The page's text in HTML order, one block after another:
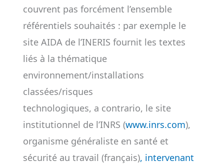
couvrent pas forcément l’ensemble
référentiels souhaités : par exemple le
site AIDA de l’INERIS fournit les textes
liés à la thématique
environnement/installations
classées/risques
technologiques, a contrario, le site
institutionnel de l’INRS (www.inrs.com),
organisme généraliste en santé et
sécurité au travail (français), intervenant